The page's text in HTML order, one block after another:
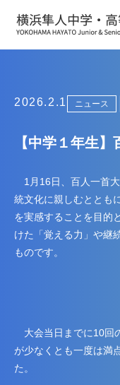
ニュース
2026.2.1 ニュース
【中学１年生】
1月16日、百人一首大
統文化に親しむととも
を実感することを目的
けた「覚える力」や継
ものです。
大会当日までに10回
が少なくとも一度は満
た。